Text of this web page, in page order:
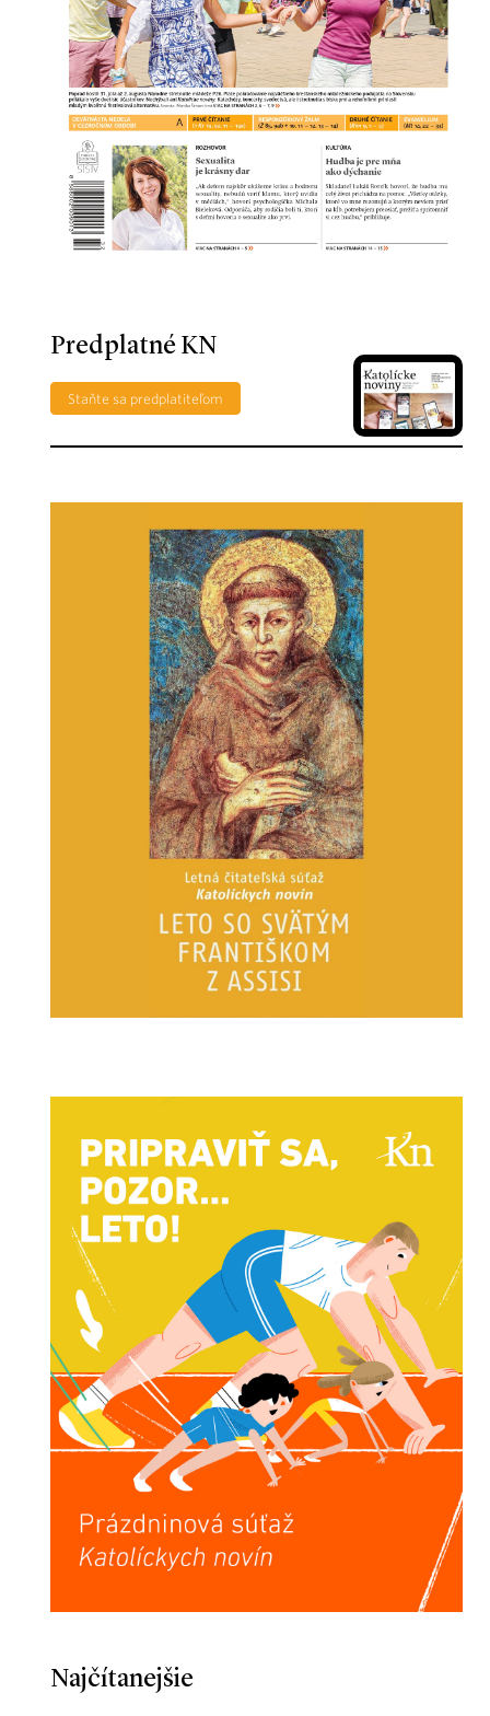
Predplatné KN
Staňte sa predplatiteľom
Najčítanejšie